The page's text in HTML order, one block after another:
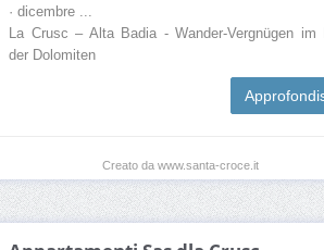
· dicembre ...
La Crusc – Alta Badia - Wander-Vergnügen im
der Dolomiten
Creato da www.santa-croce.it